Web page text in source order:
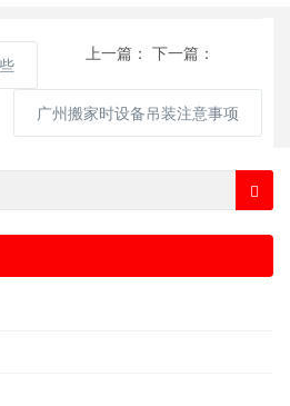
上一篇： 下一篇：
广州搬家时设备吊装注意事项